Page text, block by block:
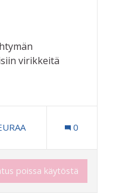
virikkeitä
Terveys ja hyvinvointi
0
poissa käytöstä